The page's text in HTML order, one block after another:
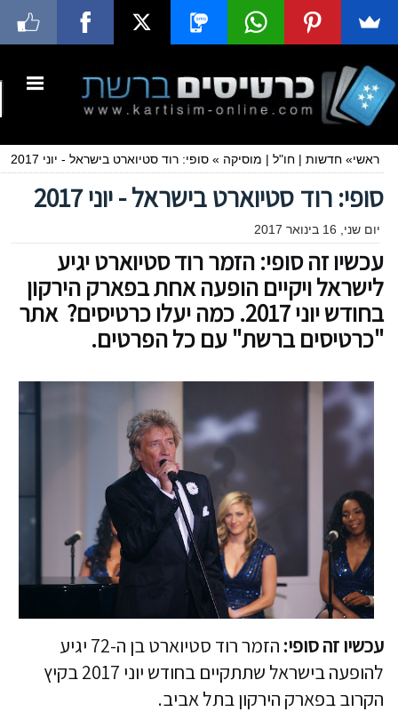
ראשי» חדשות | חו"ל | מוסיקה » סופי: רוד סטיוארט בישראל - יוני 2017
סופי: רוד סטיוארט בישראל - יוני 2017
יום שני, 16 בינואר 2017
עכשיו זה סופי: הזמר רוד סטיוארט יגיע
לישראל ויקיים הופעה אחת בפארק הירקון
בחודש יוני 2017. כמה יעלו כרטיסים? אתר
"כרטיסים ברשת" עם כל הפרטים.
עכשיו זה סופי:
הזמר רוד סטיוארט בן ה-72 יגיע
להופעה בישראל שתתקיים בחודש יוני 2017 בקיץ
הקרוב בפארק הירקון בתל אביב.